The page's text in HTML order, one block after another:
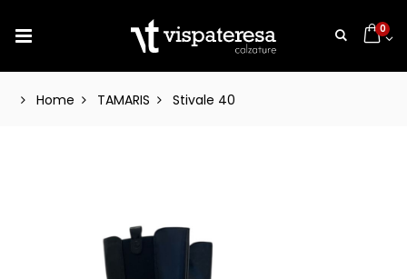
0
Home TAMARIS Stivale 40